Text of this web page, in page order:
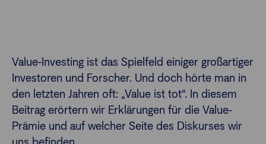
Finanzberatende
Anlegende
Newsletter
Kontakt
Value-Investing ist das Spielfeld einiger großartiger
Investoren und Forscher. Und doch hörte man in
den letzten Jahren oft: „Value ist tot“. In diesem
Beitrag erörtern wir Erklärungen für die Value-
Prämie und auf welcher Seite des Diskurses wir